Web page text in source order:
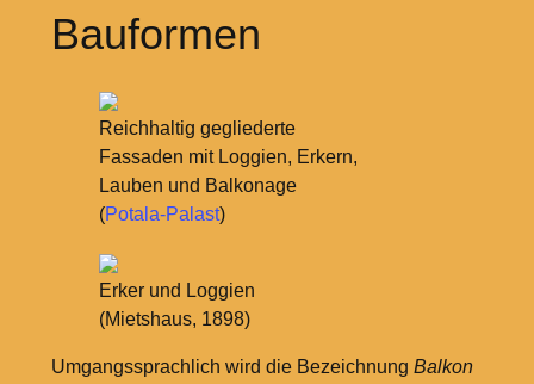
Bauformen
Reichhaltig gegliederte
Fassaden mit Loggien, Erkern,
Lauben und Balkonage
(Potala-Palast)
Erker und Loggien
(Mietshaus, 1898)
Umgangssprachlich wird die Bezeichnung Balkon